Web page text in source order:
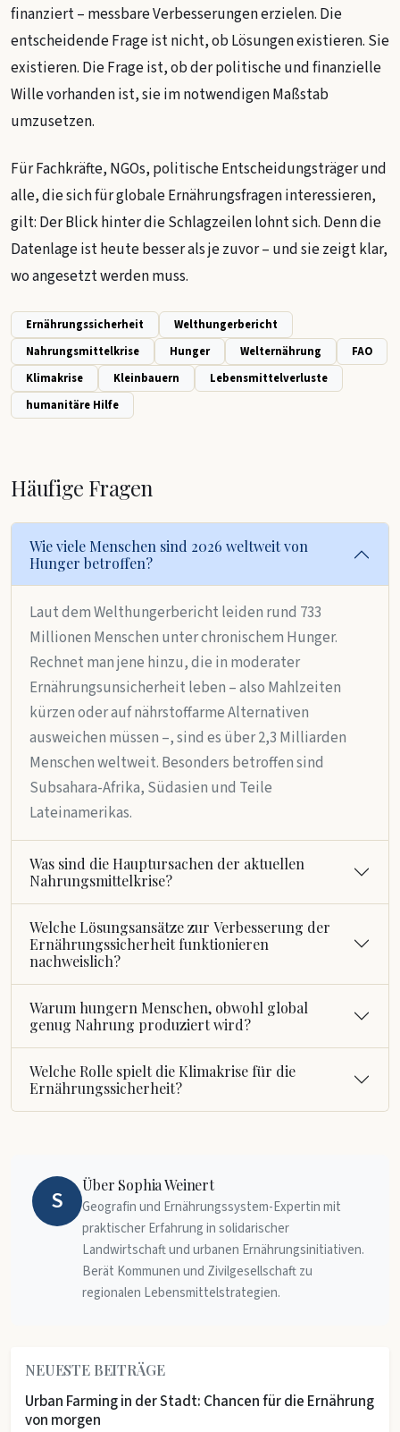
finanziert – messbare Verbesserungen erzielen. Die
entscheidende Frage ist nicht, ob Lösungen existieren. Sie
existieren. Die Frage ist, ob der politische und finanzielle
Wille vorhanden ist, sie im notwendigen Maßstab
umzusetzen.
Für Fachkräfte, NGOs, politische Entscheidungsträger und
alle, die sich für globale Ernährungsfragen interessieren,
gilt: Der Blick hinter die Schlagzeilen lohnt sich. Denn die
Datenlage ist heute besser als je zuvor – und sie zeigt klar,
wo angesetzt werden muss.
Ernährungssicherheit
Welthungerbericht
Nahrungsmittelkrise
Hunger Welternährung
FAO
Klimakrise
Kleinbauern
Lebensmittelverluste
humanitäre Hilfe
Häufige Fragen
Wie viele Menschen sind 2026 weltweit von
Hunger betroffen?
Laut dem Welthungerbericht leiden rund 733
Millionen Menschen unter chronischem Hunger.
Rechnet man jene hinzu, die in moderater
Ernährungsunsicherheit leben – also Mahlzeiten
kürzen oder auf nährstoffarme Alternativen
ausweichen müssen –, sind es über 2,3 Milliarden
Menschen weltweit. Besonders betroffen sind
Subsahara-Afrika, Südasien und Teile
Lateinamerikas.
Was sind die Hauptursachen der aktuellen
Nahrungsmittelkrise?
Welche Lösungsansätze zur Verbesserung der
Ernährungssicherheit funktionieren
nachweislich?
Warum hungern Menschen, obwohl global
genug Nahrung produziert wird?
Welche Rolle spielt die Klimakrise für die
Ernährungssicherheit?
S
Über Sophia Weinert
Geografin und Ernährungssystem-Expertin mit
praktischer Erfahrung in solidarischer
Landwirtschaft und urbanen Ernährungsinitiativen.
Berät Kommunen und Zivilgesellschaft zu
regionalen Lebensmittelstrategien.
NEUESTE BEITRÄGE
Urban Farming in der Stadt: Chancen für die Ernährung
von morgen